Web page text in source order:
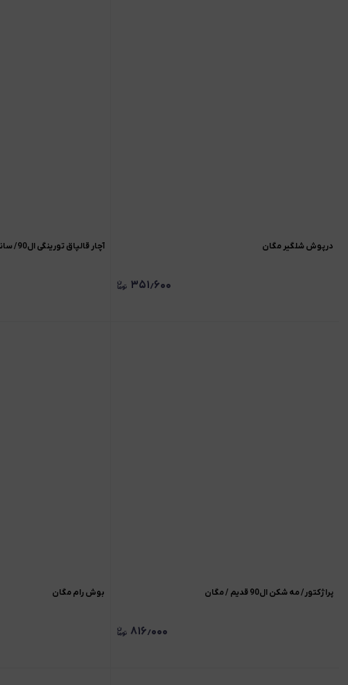
درپوش شلگیر مگان
۳۵۱٫۶۰۰
آچار قالپاق تورینگی ال90/ ساندرو/ مگان (پلیمری)
پراژکتور/ مه شکن ال90 قدیم / مگان
۸۱۶٫۰۰۰
بوش رام مگان